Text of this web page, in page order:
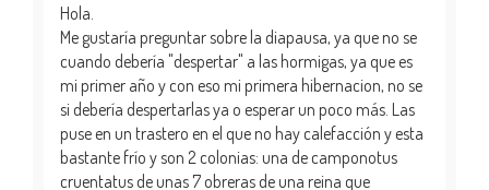
Hola.
Me gustaría preguntar sobre la diapausa, ya que no se
cuando debería "despertar" a las hormigas, ya que es
mi primer año y con eso mi primera hibernacion, no se
si debería despertarlas ya o esperar un poco más. Las
puse en un trastero en el que no hay calefacción y esta
bastante frío y son 2 colonias: una de camponotus
cruentatus de unas 7 obreras de una reina que